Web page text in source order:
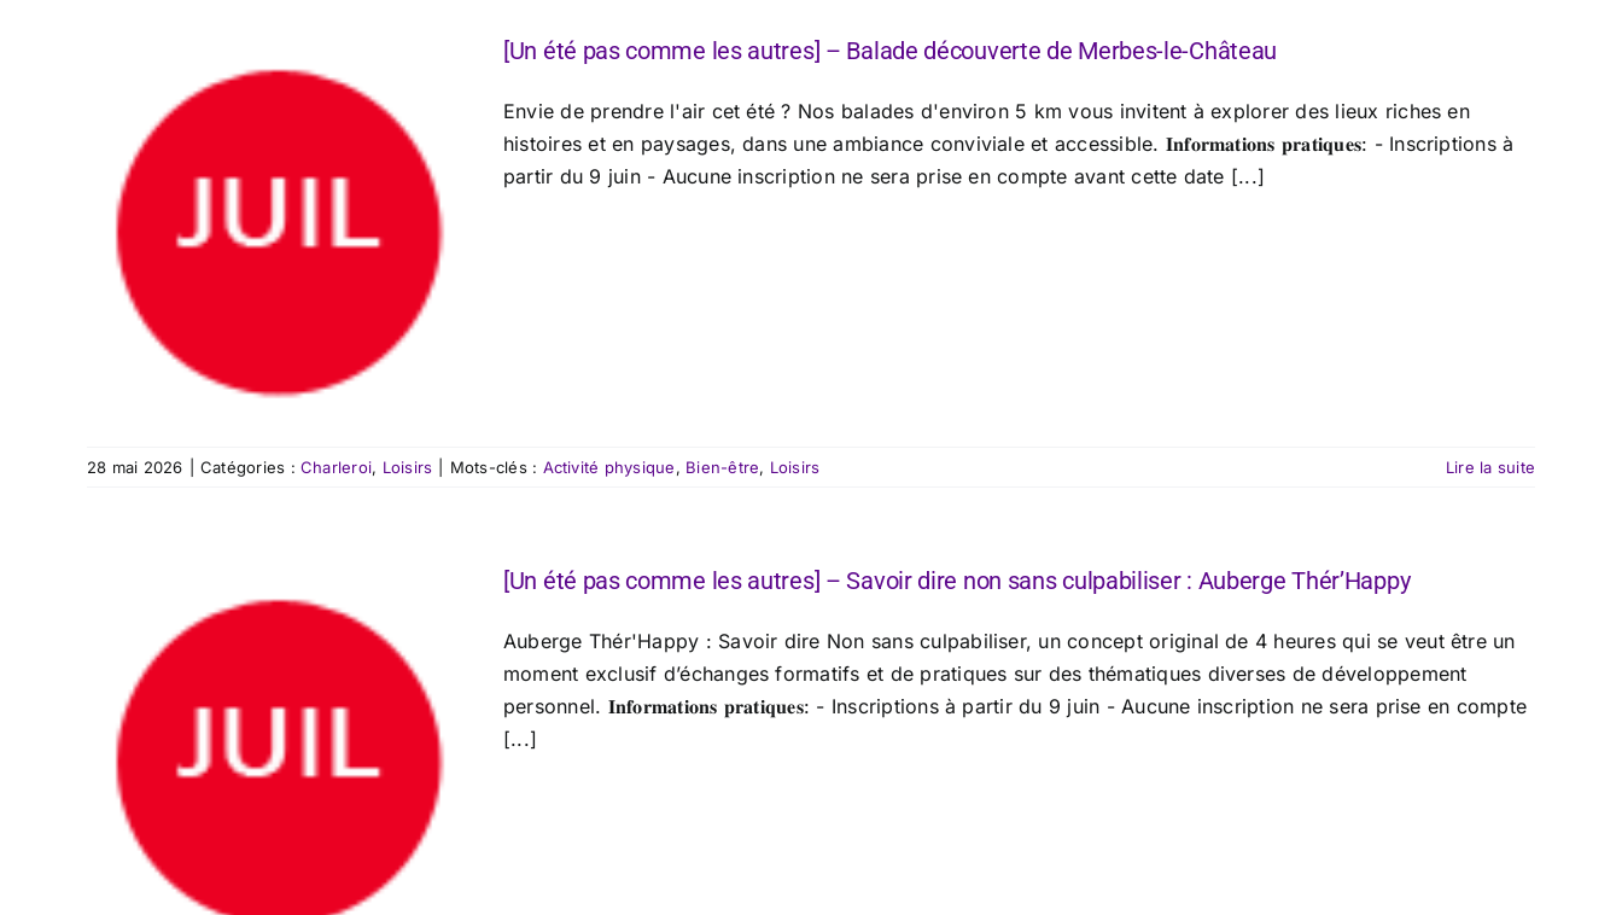
[Un été pas comme les autres] – Balade découverte de Merbes-le-Château
Envie de prendre l'air cet été ? Nos balades d'environ 5 km vous invitent à explorer des lieux riches en
histoires et en paysages, dans une ambiance conviviale et accessible. 𝐈𝐧𝐟𝐨𝐫𝐦𝐚𝐭𝐢𝐨𝐧𝐬 𝐩𝐫𝐚𝐭𝐢𝐪𝐮𝐞𝐬: - Inscriptions à
partir du 9 juin - Aucune inscription ne sera prise en compte avant cette date [...]
28 mai 2026 Catégories :Charleroi, Loisirs Mots-clés : Activité physique, Bien-être, Loisirs Lire la suite
[Un été pas comme les autres] – Savoir dire non sans culpabiliser : Auberge Thér’Happy
Auberge Thér'Happy : Savoir dire Non sans culpabiliser, un concept original de 4 heures qui se veut être un
moment exclusif d’échanges formatifs et de pratiques sur des thématiques diverses de développement
personnel. 𝐈𝐧𝐟𝐨𝐫𝐦𝐚𝐭𝐢𝐨𝐧𝐬 𝐩𝐫𝐚𝐭𝐢𝐪𝐮𝐞𝐬: - Inscriptions à partir du 9 juin - Aucune inscription ne sera prise en compte
[...]